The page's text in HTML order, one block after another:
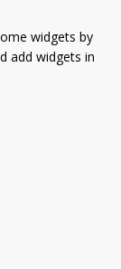
widgets by
add widgets in